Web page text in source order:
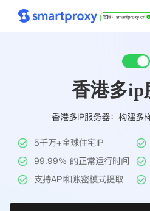
解决方案
工具
帮助中心
香港多ip
香港多IP服务器：构建多
5千万+全球住宅IP
99.99% 的正常运行时间
支持API和账密模式提取